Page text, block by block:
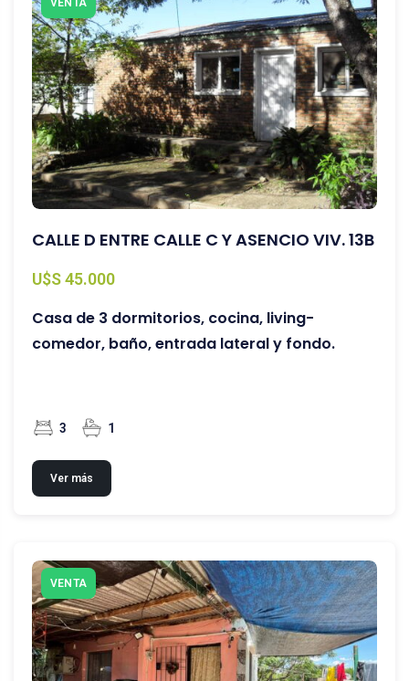
CALLE D ENTRE CALLE C Y ASENCIO VIV. 13B
U$S 45.000
Casa de 3 dormitorios, cocina, living-
comedor, baño, entrada lateral y fondo.
3 1
Ver más
VENTA